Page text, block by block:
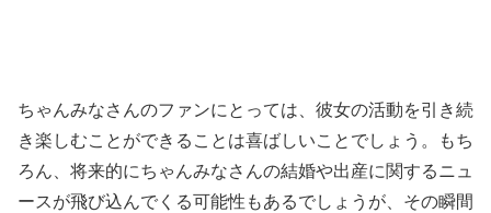
ちゃんみなさんのファンにとっては、彼女の活動を引き続
き楽しむことができることは喜ばしいことでしょう。もち
ろん、将来的にちゃんみなさんの結婚や出産に関するニュ
ースが飛び込んでくる可能性もあるでしょうが、その瞬間